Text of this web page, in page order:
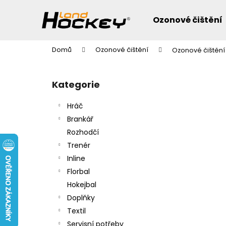
Ozonové čištění
Domů Ozonové čištění Ozonové čištění
Přeskočit
kategorie
Kategorie
Hráč
Brankář
Rozhodčí
Trenér
Inline
Florbal
Hokejbal
Doplňky
Textil
Servisní potřeby
Zpět
obchodu
Zpět
obchodu